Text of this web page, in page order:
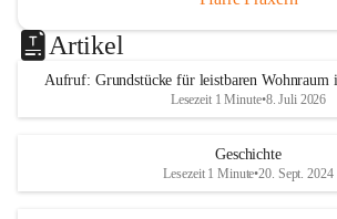
Artikel
Aufruf: Grundstücke für leistbaren Wohnraum
Lesezeit 1 Minute•8. Juli 2026
Geschichte
Lesezeit 1 Minute•20. Sept. 2024